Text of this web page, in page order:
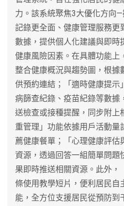
力。該系統聚焦3大優化方向
記錄更全面、健康管理服務更
數據，提供個人化建議與即時
健康風險因素。在具體功能上
整合健康概況與趨勢圖，根據
供預約連結；「適時健康提示
病篩查紀錄、疫苗紀錄等數據
送檢查或接種提醒，同步附上
重管理」功能依據用戶活動量
薦健康餐單；「心理健康評估
資源，透過回答一組簡單問題
果即時推送相關資源。此外，
條使用教學短片，便利居民自
能，全方位支援居民從預防到